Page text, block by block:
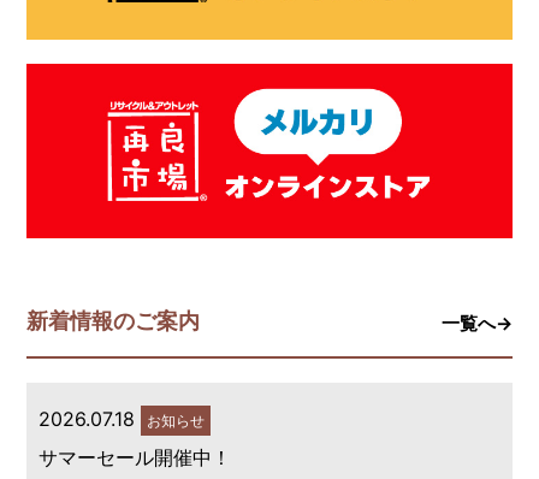
新着情報のご案内 一覧へ→
2026.07.18 お知らせ
サマーセール開催中！